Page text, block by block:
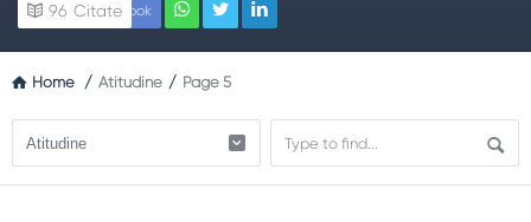
Facebook
96 Citate
Home / Atitudine / Page 5